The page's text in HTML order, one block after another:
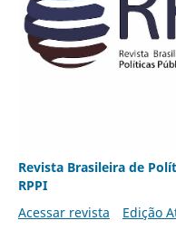
Revista Brasileira de
RPPI
Acessar revista
Edição